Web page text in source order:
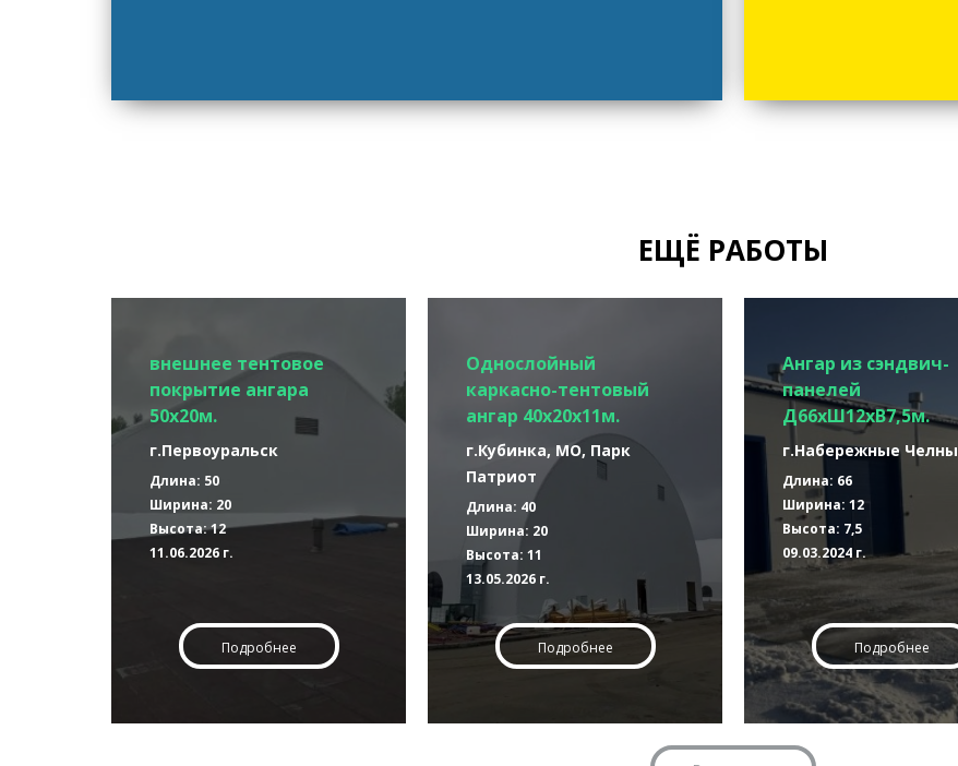
ЕЩЁ РАБОТЫ
внешнее тентовое
покрытие ангара
50х20м.
г.Первоуральск
Длина: 50
Ширина: 20
Высота: 12
11.06.2026 г.
Подробнее
Однослойный
каркасно-тентовый
ангар 40х20х11м.
г.Кубинка, МО, Парк
Патриот
Длина: 40
Ширина: 20
Высота: 11
13.05.2026 г.
Подробнее
Ангар из сэндвич-
панелей
Д66хШ12хВ7,5м.
г.Набережные Челны
Длина: 66
Ширина: 12
Высота: 7,5
09.03.2024 г.
Подробнее